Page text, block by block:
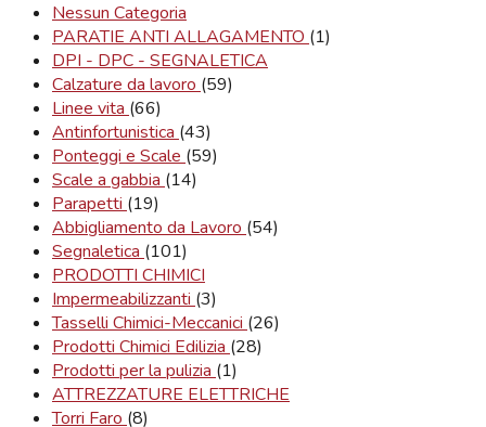
Nessun Categoria
PARATIE ANTI ALLAGAMENTO (1)
DPI - DPC - SEGNALETICA
Calzature da lavoro (59)
Linee vita (66)
Antinfortunistica (43)
Ponteggi e Scale (59)
Scale a gabbia (14)
Parapetti (19)
Abbigliamento da Lavoro (54)
Segnaletica (101)
PRODOTTI CHIMICI
Impermeabilizzanti (3)
Tasselli Chimici-Meccanici (26)
Prodotti Chimici Edilizia (28)
Prodotti per la pulizia (1)
ATTREZZATURE ELETTRICHE
Torri Faro (8)